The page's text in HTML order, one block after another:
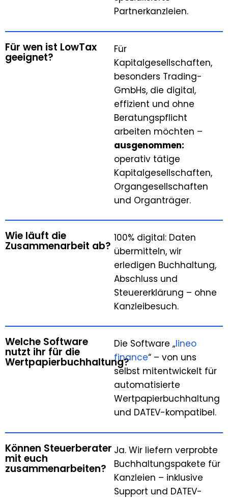
Partnerkanzleien.
Für wen ist LowTax
geeignet?
Für
Kapitalgesellschaften,
besonders Trading-
GmbHs, die digital,
effizient und ohne
Beratungspflicht
arbeiten möchten –
ausgenommen:
operativ tätige
Kapitalgesellschaften,
Organgesellschaften
und Organträger.
Wie läuft die
Zusammenarbeit ab?
100% digital: Daten
übermitteln, wir
erledigen Buchhaltung,
Abschluss und
Steuererklärung – ohne
Kanzleibesuch.
Welche Software
nutzt ihr für die
Wertpapierbuchhaltung?
Die Software „lineo
finance“ – von uns
selbst mitentwickelt für
automatisierte
Wertpapierbuchhaltung
und DATEV-kompatibel.
Können Steuerberater
mit euch
zusammenarbeiten?
Ja. Wir liefern verprobte
Buchhaltungspakete für
Kanzleien – inklusive
Support und DATEV-